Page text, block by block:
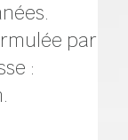
par
: